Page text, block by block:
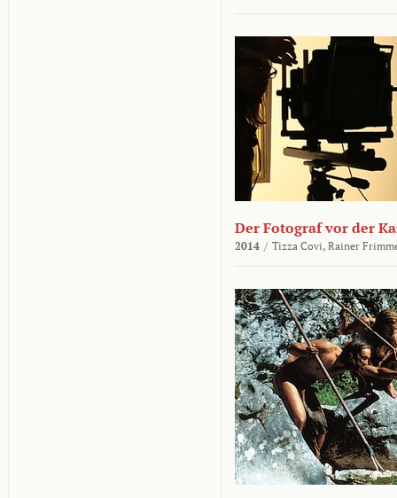
Der Fotograf vor der
2014 / Tizza Covi, Rainer